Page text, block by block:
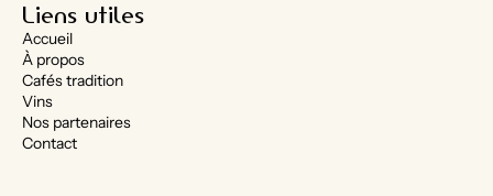
Liens utiles
Accueil
À propos
Cafés tradition
Vins
Nos partenaires
Contact